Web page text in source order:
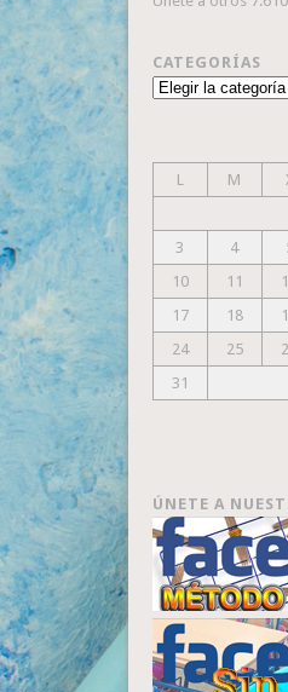
CATEGORÍAS
Categorías
L
M
3
4
10
11
17
18
24
25
31
ÚNETE A